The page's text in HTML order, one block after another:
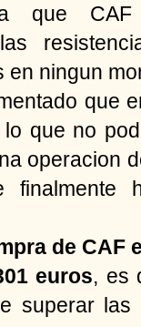
que
las
en ningun
que
que no
operacion
finalmente
de CAF
euros, es
superar